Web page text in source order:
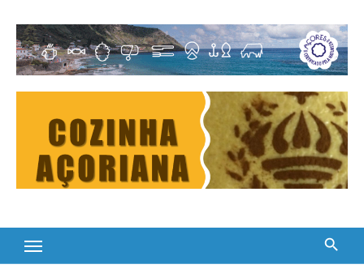
content
Cultura Gastronómica dos Açores